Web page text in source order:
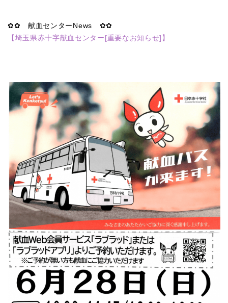
✿✿献血センターNews ✿✿
【 埼玉県赤十字献血センター[重要なお知らせ] 】